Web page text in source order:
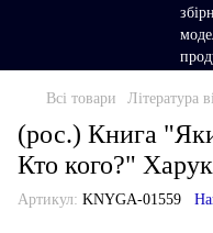
Всі товари Література
(рос.) Книга
Кто кого?"
Артикул: KNYGA-01559